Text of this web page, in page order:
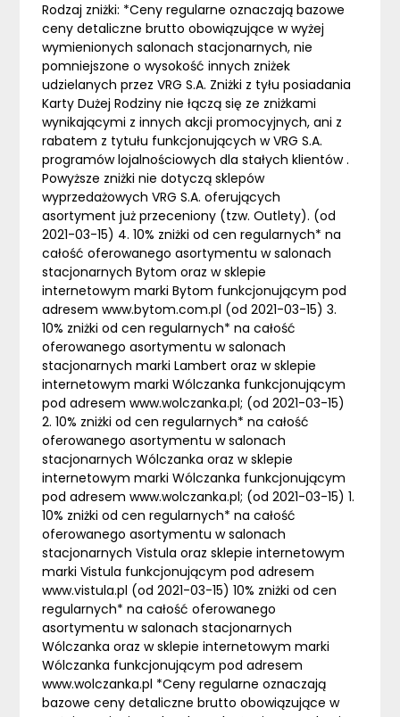
Rodzaj zniżki: *Ceny regularne oznaczają bazowe
ceny detaliczne brutto obowiązujące w wyżej
wymienionych salonach stacjonarnych, nie
pomniejszone o wysokość innych zniżek
udzielanych przez VRG S.A. Zniżki z tyłu posiadania
Karty Dużej Rodziny nie łączą się ze zniżkami
wynikającymi z innych akcji promocyjnych, ani z
rabatem z tytułu funkcjonujących w VRG S.A.
programów lojalnościowych dla stałych klientów .
Powyższe zniżki nie dotyczą sklepów
wyprzedażowych VRG S.A. oferujących
asortyment już przeceniony (tzw. Outlety). (od
2021-03-15) 4. 10% zniżki od cen regularnych* na
całość oferowanego asortymentu w salonach
stacjonarnych Bytom oraz w sklepie
internetowym marki Bytom funkcjonującym pod
adresem www.bytom.com.pl (od 2021-03-15) 3.
10% zniżki od cen regularnych* na całość
oferowanego asortymentu w salonach
stacjonarnych marki Lambert oraz w sklepie
internetowym marki Wólczanka funkcjonującym
pod adresem www.wolczanka.pl; (od 2021-03-15)
2. 10% zniżki od cen regularnych* na całość
oferowanego asortymentu w salonach
stacjonarnych Wólczanka oraz w sklepie
internetowym marki Wólczanka funkcjonującym
pod adresem www.wolczanka.pl; (od 2021-03-15) 1.
10% zniżki od cen regularnych* na całość
oferowanego asortymentu w salonach
stacjonarnych Vistula oraz sklepie internetowym
marki Vistula funkcjonującym pod adresem
www.vistula.pl (od 2021-03-15) 10% zniżki od cen
regularnych* na całość oferowanego
asortymentu w salonach stacjonarnych
Wólczanka oraz w sklepie internetowym marki
Wólczanka funkcjonującym pod adresem
www.wolczanka.pl *Ceny regularne oznaczają
bazowe ceny detaliczne brutto obowiązujące w